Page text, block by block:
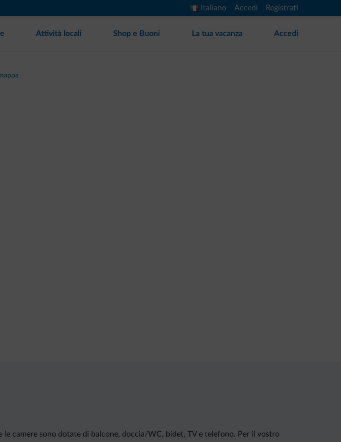
Italiano Accedi Registrati
Attività locali Shop e Buoni La tua vacanza Accedi
camere sono dotate di balcone, doccia/WC, bidet, TV e telefono. Per il vostro